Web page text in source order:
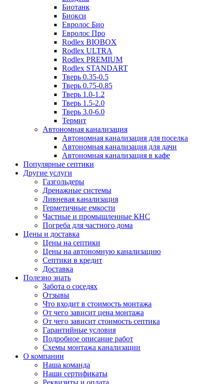
Биотанк
Биокси
Евролос Био
Евролос Про
Rodlex BIOBOX
Rodlex ULTRA
Rodlex PREMIUM
Rodlex STANDART
Тверь 0.35-0.5
Тверь 0.75-0.85
Тверь 1.0-1.2
Тверь 1.5-2.0
Тверь 3.0-6.0
Термит
Автономная канализация
Автономная канализация для поселка
Автономная канализация для дачи
Автономная канализация в кафе
Популярные септики
Другие услуги
Газгольдеры
Дренажные системы
Ливневая канализация
Герметичные емкости
Частные и промышленные КНС
Погреба для частного дома
Цены и доставка
Цены на септики
Цены на автономную канализацию
Септики в кредит
Доставка
Полезно знать
Забота о соседях
Отзывы
Что входит в стоимость монтажа
От чего зависит цена монтажа
От чего зависит стоимость септика
Гарантийные условия
Подробное описание работ
Схемы монтажа канализации
О компании
Наша команда
Наши сертификаты
Реквизиты и оплата